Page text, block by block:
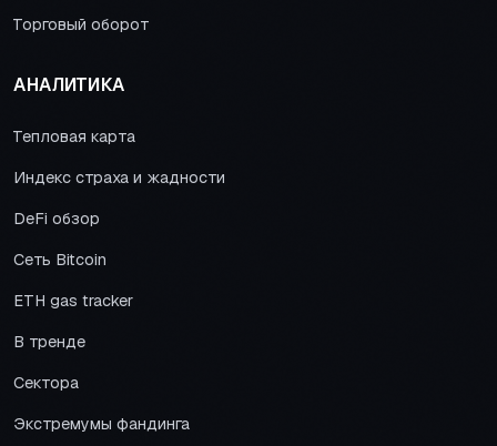
Торговый оборот
АНАЛИТИКА
Тепловая карта
Индекс страха и жадности
DeFi обзор
Сеть Bitcoin
ETH gas tracker
В тренде
Сектора
Экстремумы фандинга